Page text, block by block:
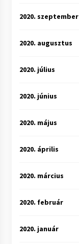
2020. szeptember
2020. augusztus
2020. július
2020. június
2020. május
2020. április
2020. március
2020. február
2020. január